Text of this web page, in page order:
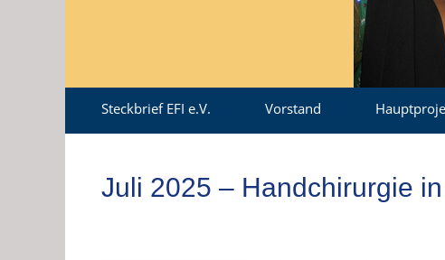
Erstes
Menü
Inhalt:
Steckbrief EFI e.V. Vorstand
Juli 2025 – Handchirurgie